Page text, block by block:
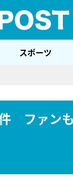
スポーツ
件 ファン